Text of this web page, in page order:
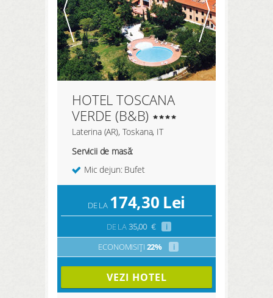
HOTEL TOSCANA
VERDE (B&B)
Laterina (AR), Toskana, IT
Servicii de masă:
Mic dejun: Bufet
DE LA 174,30 Lei
DE LA35,00 €
i
ECONOMISIȚI 22% i
VEZI HOTEL